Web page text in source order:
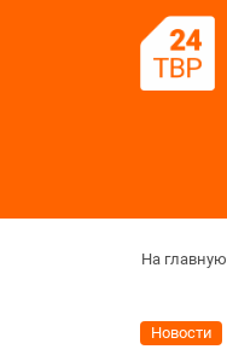
На главную
Новости